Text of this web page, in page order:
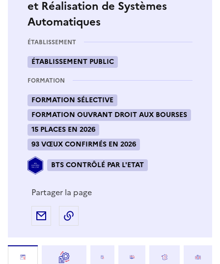
et Réalisation de Systèmes
Automatiques
ÉTABLISSEMENT
ÉTABLISSEMENT PUBLIC
FORMATION
FORMATION SÉLECTIVE
FORMATION OUVRANT DROIT AUX BOURSES
15 PLACES EN 2026
93 VŒUX CONFIRMÉS EN 2026
BTS CONTRÔLÉ PAR L'ETAT
Partager la page
Partager par e-mail